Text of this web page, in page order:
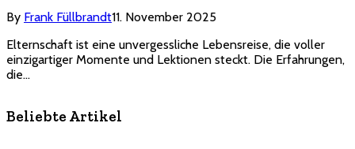
By Frank Füllbrandt11. November 2025
Elternschaft ist eine unvergessliche Lebensreise, die voller
einzigartiger Momente und Lektionen steckt. Die Erfahrungen,
die…
Beliebte Artikel